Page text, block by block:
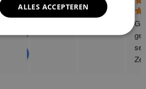
Google
ge
ALLES ACCEPTEREN